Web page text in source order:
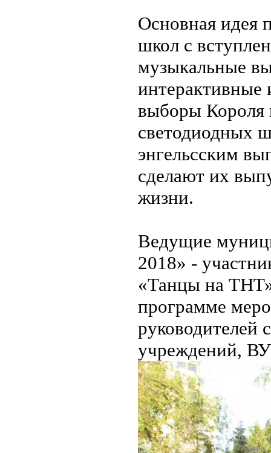
Основная идея
школ с
музыкальные
интерактивные
выборы Короля
светодиодных
энгельсским
сделают их
жизни.
Ведущие
2018» -
«Танцы на
программе
руководителей
учреждений,